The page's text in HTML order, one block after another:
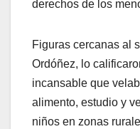
derechos de los
Figuras cercanas al
Ordóñez, lo
incansable que
alimento, estudio y
niños en zonas